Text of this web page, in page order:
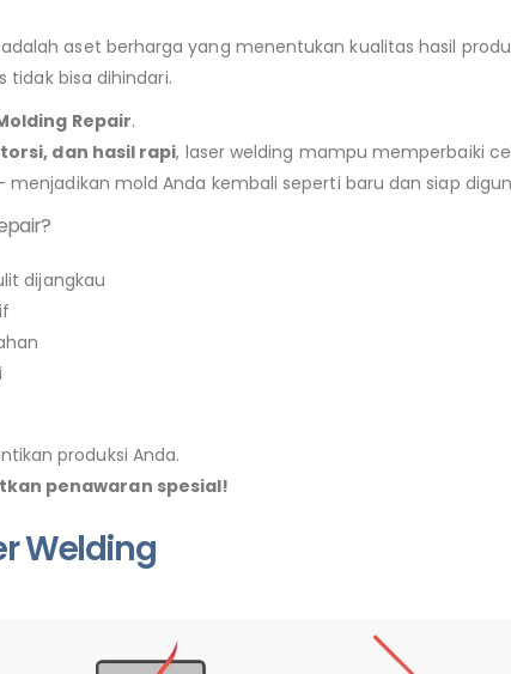
aset berharga yang menentukan kualitas hasil
tidak bisa dihindari.
Repair.
dan hasil rapi, laser welding mampu memperbaiki
mold Anda kembali seperti baru dan siap
dijangkau
produksi Anda.
penawaran spesial!
Welding